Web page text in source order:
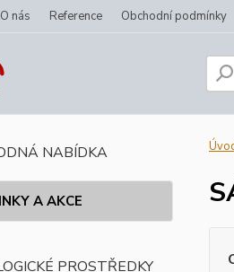
O nás Reference Obchodní podmínky
NABÍDKA
A AKCE
PROSTŘEDKY